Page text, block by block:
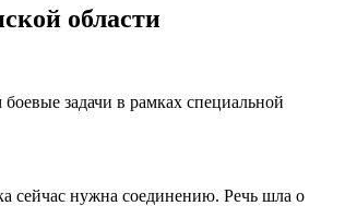
области
задачи в рамках специальной
сейчас нужна соединению. Речь шла о